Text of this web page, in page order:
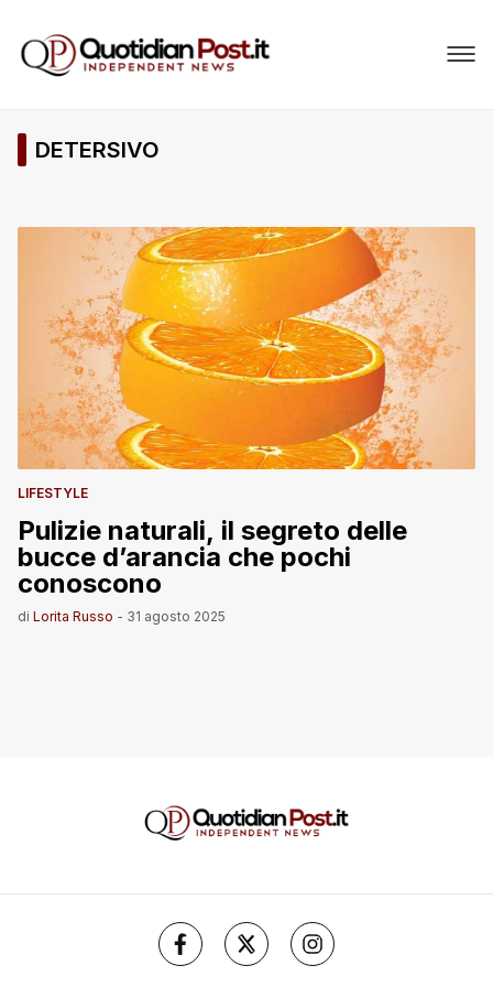
DETERSIVO
LIFESTYLE
Pulizie naturali, il segreto delle
bucce d’arancia che pochi
conoscono
di Lorita Russo - 31 agosto 2025